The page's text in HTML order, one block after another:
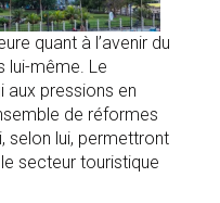
quant à l’avenir du
lui-même. Le
aux pressions en
de réformes
selon lui, permettront
secteur touristique